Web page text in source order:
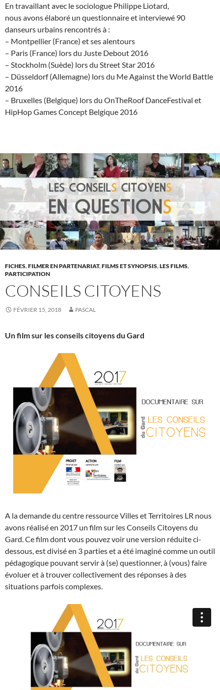
En travaillant avec le sociologue Philippe Liotard,
nous avons élaboré un questionnaire et interviewé 90
danseurs urbains rencontrés à :
– Montpellier (France) et ses alentours
– Paris (France) lors du Juste Debout 2016
– Stockholm (Suède) lors du Street Star 2016
– Düsseldorf (Allemagne) lors du Me Against the World Battle
2016
– Bruxelles (Belgique) lors du OnTheRoof DanceFestival et
HipHop Games Concept Belgique 2016
FICHES,FILMER EN PARTENARIAT,FILMS ET SYNOPSIS,LES FILMS,
PARTICIPATION
CONSEILS CITOYENS
FÉVRIER 15, 2018 PASCAL
Un film sur les conseils citoyens du Gard
A la demande du centre ressource Villes et Territoires LR nous
avons réalisé en 2017 un film sur les Conseils Citoyens du
Gard. Ce film dont vous pouvez voir une version réduite ci-
dessous, est divisé en 3 parties et a été imaginé comme un outil
pédagogique pouvant servir à (se) questionner, à (vous) faire
évoluer et à trouver collectivement des réponses à des
situations parfois complexes.